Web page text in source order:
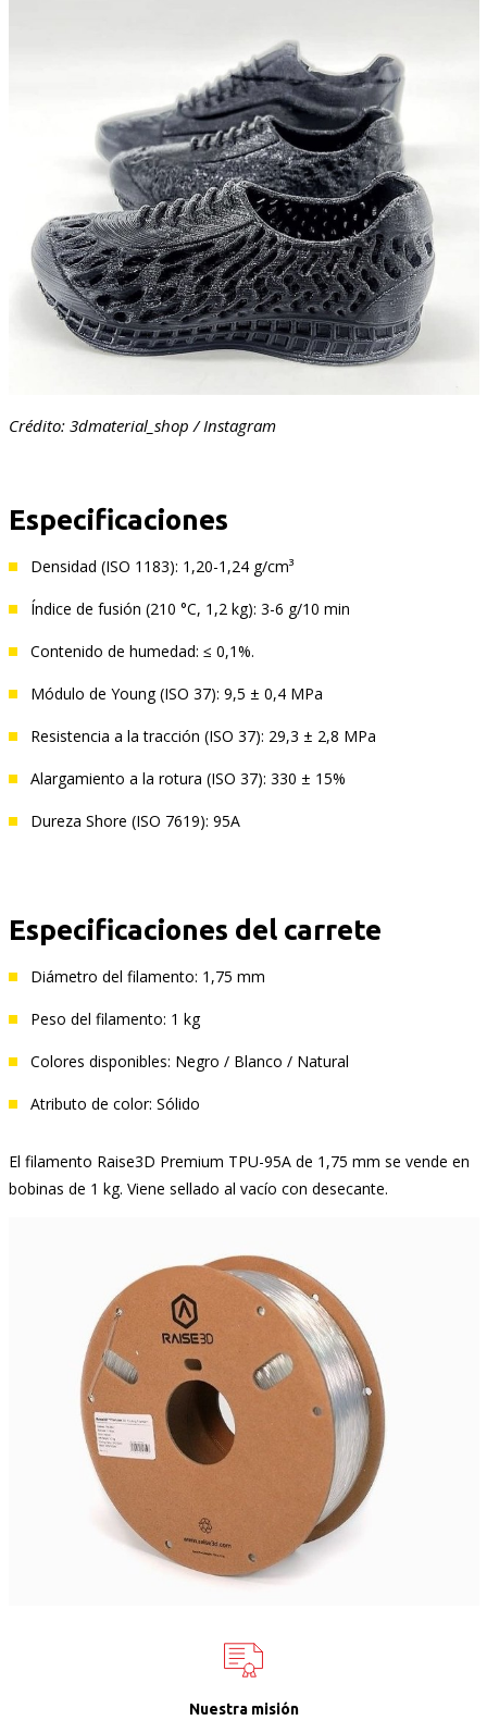
Crédito: 3dmaterial_shop / Instagram
Especificaciones
Densidad (ISO 1183): 1,20-1,24 g/cm³
Índice de fusión (210 °C, 1,2 kg): 3-6 g/10 min
Contenido de humedad: ≤ 0,1%.
Módulo de Young (ISO 37): 9,5 ± 0,4 MPa
Resistencia a la tracción (ISO 37): 29,3 ± 2,8 MPa
Alargamiento a la rotura (ISO 37): 330 ± 15%
Dureza Shore (ISO 7619): 95A
Especificaciones del carrete
Diámetro del filamento: 1,75 mm
Peso del filamento: 1 kg
Colores disponibles: Negro / Blanco / Natural
Atributo de color: Sólido
El filamento Raise3D Premium TPU-95A de 1,75 mm se vende en
bobinas de 1 kg. Viene sellado al vacío con desecante.
Nuestra misión